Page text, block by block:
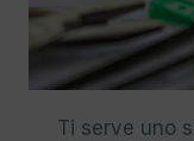
Ti serve uno